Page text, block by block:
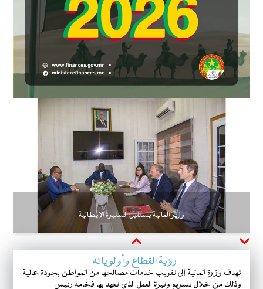
وزير المالية يستقبل السفيرة الإيطالية
رؤية القطاع وأولوياته
تهدف وزارة المالية إلى تقريب خدمات مصالحها من المواطن بجودة عالية
وذلك من خلال تسريع وتيرة العمل الذي تعهد بها فخامة رئيس